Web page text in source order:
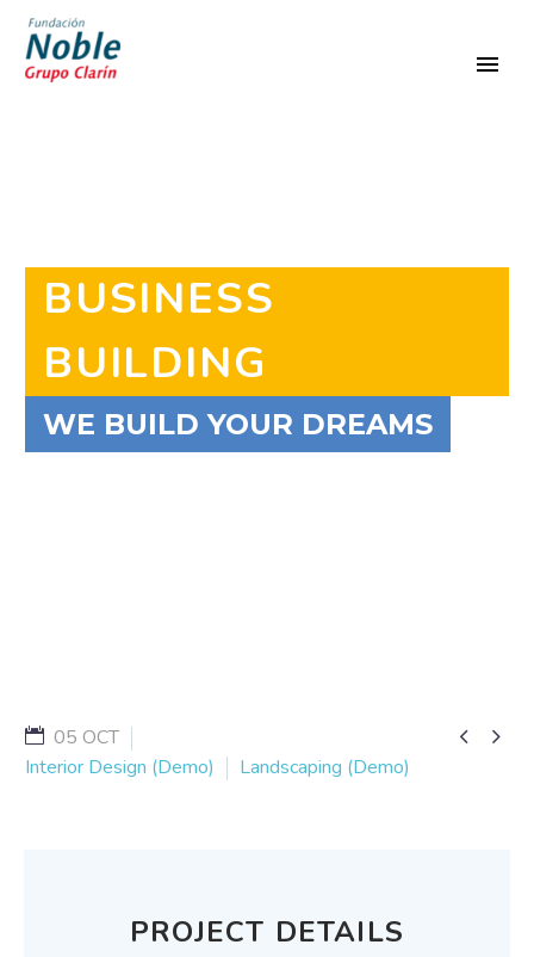
BUSINESS
BUILDING
WE BUILD YOUR DREAMS
 
05 OCT
Interior Design (Demo)
Landscaping (Demo)
PROJECT DETAILS